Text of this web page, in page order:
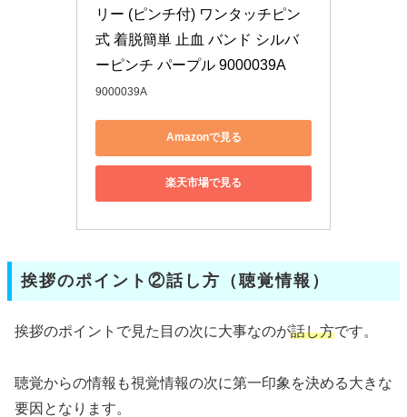
リー (ピンチ付) ワンタッチピン
式 着脱簡単 止血 バンド シルバ
ーピンチ パープル 9000039A
9000039A
Amazonで見る
楽天市場で見る
挨拶のポイント②話し方（聴覚情報）
挨拶のポイントで見た目の次に大事なのが話し方です。
聴覚からの情報も視覚情報の次に第一印象を決める大きな
要因となります。